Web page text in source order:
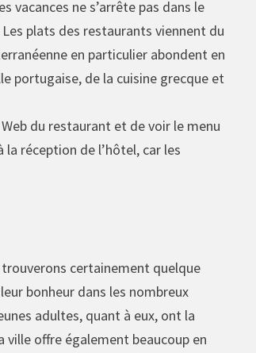
vacances ne s’arrête pas dans le
plats des restaurants viennent du
en particulier abondent en
portugaise, de la cuisine grecque et
du restaurant et de voir le menu
réception de l’hôtel, car les
trouverons certainement quelque
bonheur dans les nombreux
adultes, quant à eux, ont la
ville offre également beaucoup en